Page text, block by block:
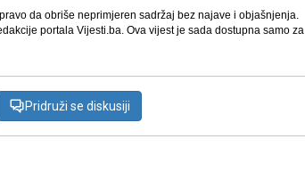
da obriše neprimjeren sadržaj bez najave i objašnjenja.
portala Vijesti.ba. Ova vijest je sada dostupna samo za
Pridruži se diskusiji